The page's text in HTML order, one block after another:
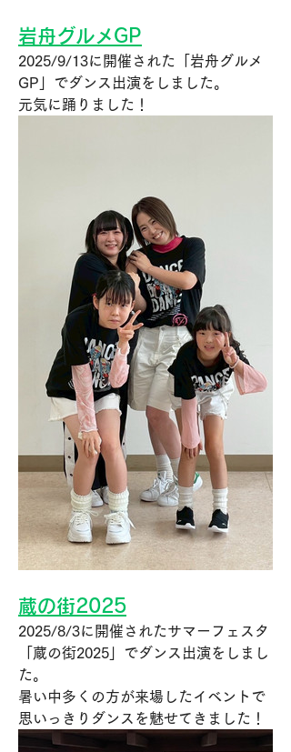
岩舟グルメGP
2025/9/13に開催された
岩舟グルメ
GP 」でダンス出演をしました。
元気に踊りました！
蔵の街2025
2025/8/3に開催されたサマーフェスタ
蔵の街2025 」でダンス出演をしまし
た。
暑い中多くの方が来場したイベントで
思いっきりダンスを魅せてきました！